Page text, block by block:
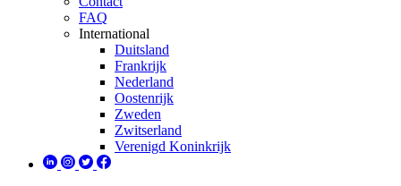
FAQ
International
Duitsland
Frankrijk
Nederland
Oostenrijk
Zweden
Zwitserland
Verenigd Koninkrijk